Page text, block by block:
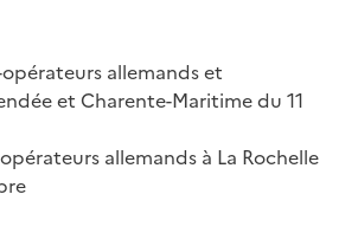
allemands et
et Charente-Maritime du 11
allemands à La Rochelle